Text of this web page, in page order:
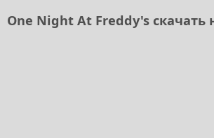
One Night At Freddy's скачать